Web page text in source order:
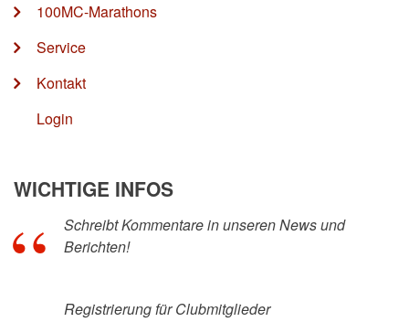
100MC-Marathons
Service
Kontakt
Login
WICHTIGE INFOS
Schreibt Kommentare in unseren News und
Berichten!
Registrierung für Clubmitglieder